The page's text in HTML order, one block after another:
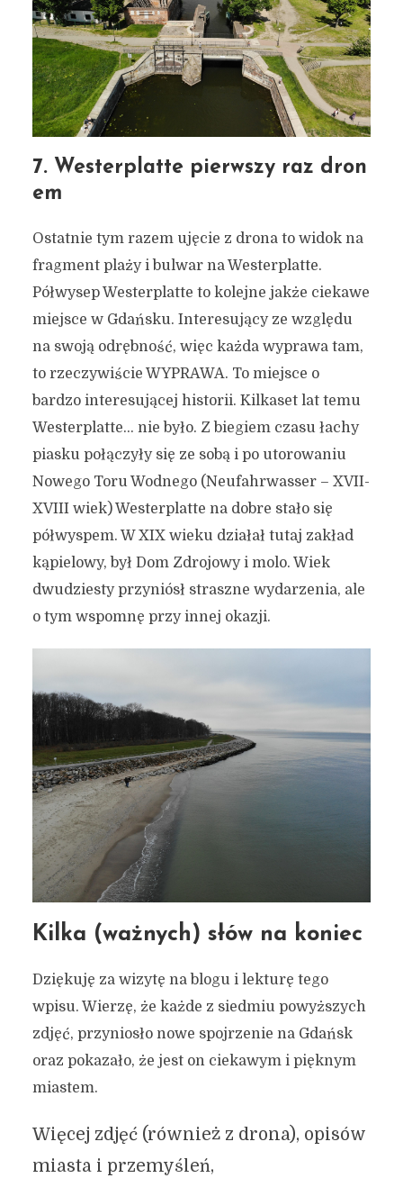
7. Westerplatte pierwszy raz dron
em
Ostatnie tym razem ujęcie z drona to widok na
fragment plaży i bulwar na Westerplatte.
Półwysep Westerplatte to kolejne jakże ciekawe
miejsce w Gdańsku. Interesujący ze względu
na swoją odrębność, więc każda wyprawa tam,
to rzeczywiście WYPRAWA. To miejsce o
bardzo interesującej historii. Kilkaset lat temu
Westerplatte… nie było. Z biegiem czasu łachy
piasku połączyły się ze sobą i po utorowaniu
Nowego Toru Wodnego (Neufahrwasser – XVII-
XVIII wiek) Westerplatte na dobre stało się
półwyspem. W XIX wieku działał tutaj zakład
kąpielowy, był Dom Zdrojowy i molo. Wiek
dwudziesty przyniósł straszne wydarzenia, ale
o tym wspomnę przy innej okazji.
Kilka (ważnych) słów na koniec
Dziękuję za wizytę na blogu i lekturę tego
wpisu. Wierzę, że każde z siedmiu powyższych
zdjęć, przyniosło nowe spojrzenie na Gdańsk
oraz pokazało, że jest on ciekawym i pięknym
miastem.
Więcej zdjęć (również z drona), opisów
miasta i przemyśleń,